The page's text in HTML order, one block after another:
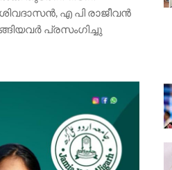
എ പി രാജീവൻ
പ്രസംഗിച്ചു